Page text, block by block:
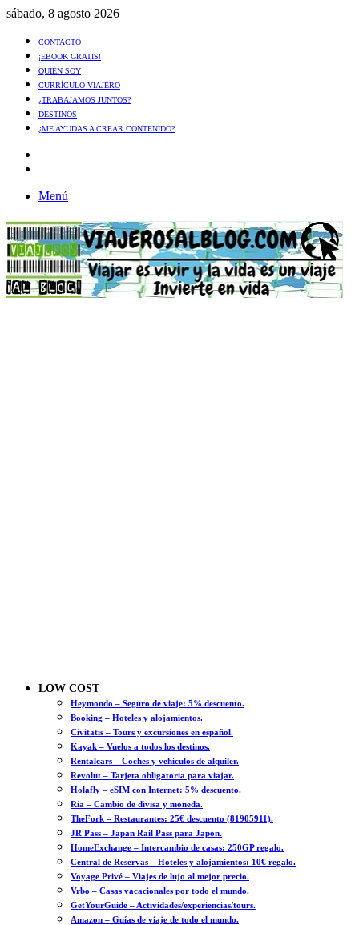
sábado, 8 agosto 2026
CONTACTO
¡EBOOK GRATIS!
QUIÉN SOY
CURRÍCULO VIAJERO
¿TRABAJAMOS JUNTOS?
DESTINOS
¿ME AYUDAS A CREAR CONTENIDO?
Menú
LOW COST
Heymondo – Seguro de viaje: 5% descuento.
Booking – Hoteles y alojamientos.
Civitatis – Tours y excursiones en español.
Kayak – Vuelos a todos los destinos.
Rentalcars – Coches y vehículos de alquiler.
Revolut – Tarjeta obligatoria para viajar.
Holafly – eSIM con Internet: 5% descuento.
Ria – Cambio de divisa y moneda.
TheFork – Restaurantes: 25€ descuento (81905911).
JR Pass – Japan Rail Pass para Japón.
HomeExchange – Intercambio de casas: 250GP regalo.
Central de Reservas – Hoteles y alojamientos: 10€ regalo.
Voyage Privé – Viajes de lujo al mejor precio.
Vrbo – Casas vacacionales por todo el mundo.
GetYourGuide – Actividades/experiencias/tours.
Amazon – Guías de viaje de todo el mundo.